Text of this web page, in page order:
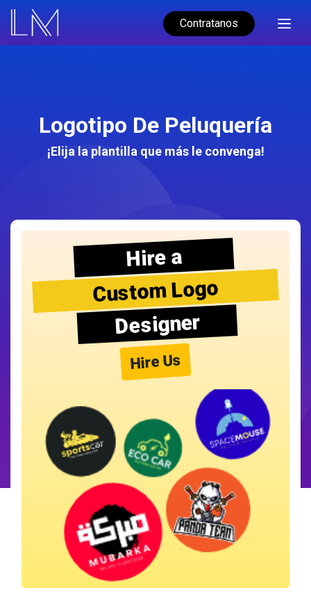
Contratanos
Logotipo De Peluquería
¡Elija la plantilla que más le convenga!
Hire a
Custom Logo
Designer
Hire Us